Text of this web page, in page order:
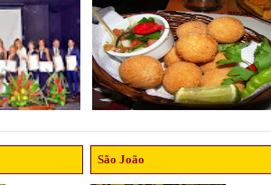
São João